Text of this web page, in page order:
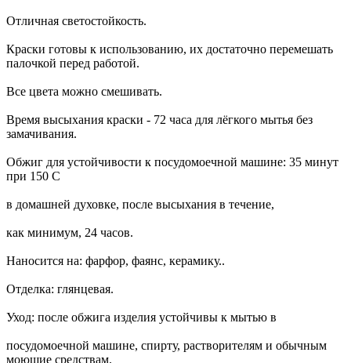
Отличная светостойкость.
Краски готовы к использованию, их достаточно перемешать
палочкой перед работой.
Все цвета можно смешивать.
Время высыхания краски - 72 часа для лёгкого мытья без
замачивания.
Обжиг для устойчивости к посудомоечной машине: 35 минут
при 150 C
в домашней духовке, после высыхания в течение,
как минимум, 24 часов.
Наносится на: фарфор, фаянс, керамику..
Отделка: глянцевая.
Уход: после обжига изделия устойчивы к мытью в
посудомоечной машине, спирту, растворителям и обычным
моющие средствам.